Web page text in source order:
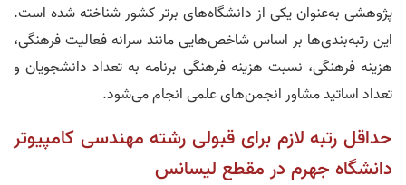
پژوهشی به‌عنوان یکی از دانشگاه‌های برتر کشور شناخته شده است.
این رتبه‌بندی‌ها بر اساس شاخص‌هایی مانند سرانه فعالیت فرهنگی،
هزینه فرهنگی، نسبت هزینه فرهنگی برنامه به تعداد دانشجویان و
تعداد اساتید مشاور انجمن‌های علمی انجام می‌شود.
حداقل رتبه لازم برای قبولی رشته مهندسی کامپیوتر
دانشگاه جهرم در مقطع لیسانس